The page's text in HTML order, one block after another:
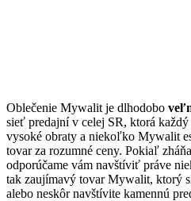
Oblečenie Mywalit je dlhodobo
sieť predajní v celej SR, ktorá
vysoké obraty a niekoľko Mywalit
tovar za rozumné ceny. Pokiaľ
odporúčame vám navštíviť práve
tak zaujímavý tovar Mywalit, ktorý
alebo neskôr navštívite kamennú